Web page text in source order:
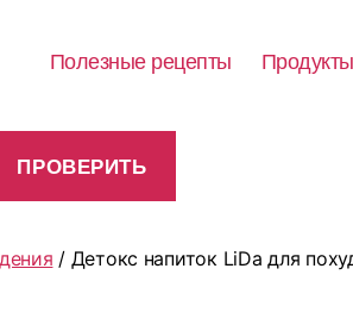
Полезные рецепты Продукты
/ Детокс напиток LiDa для